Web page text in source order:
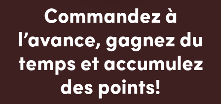
Commandez à
l’avance, gagnez du
temps et accumulez
des points!